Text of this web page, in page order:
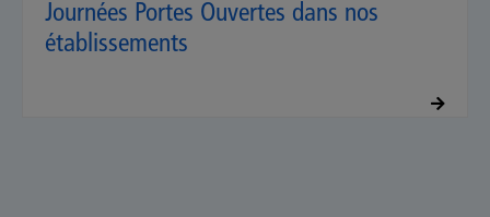
Journées Portes Ouvertes dans nos
établissements